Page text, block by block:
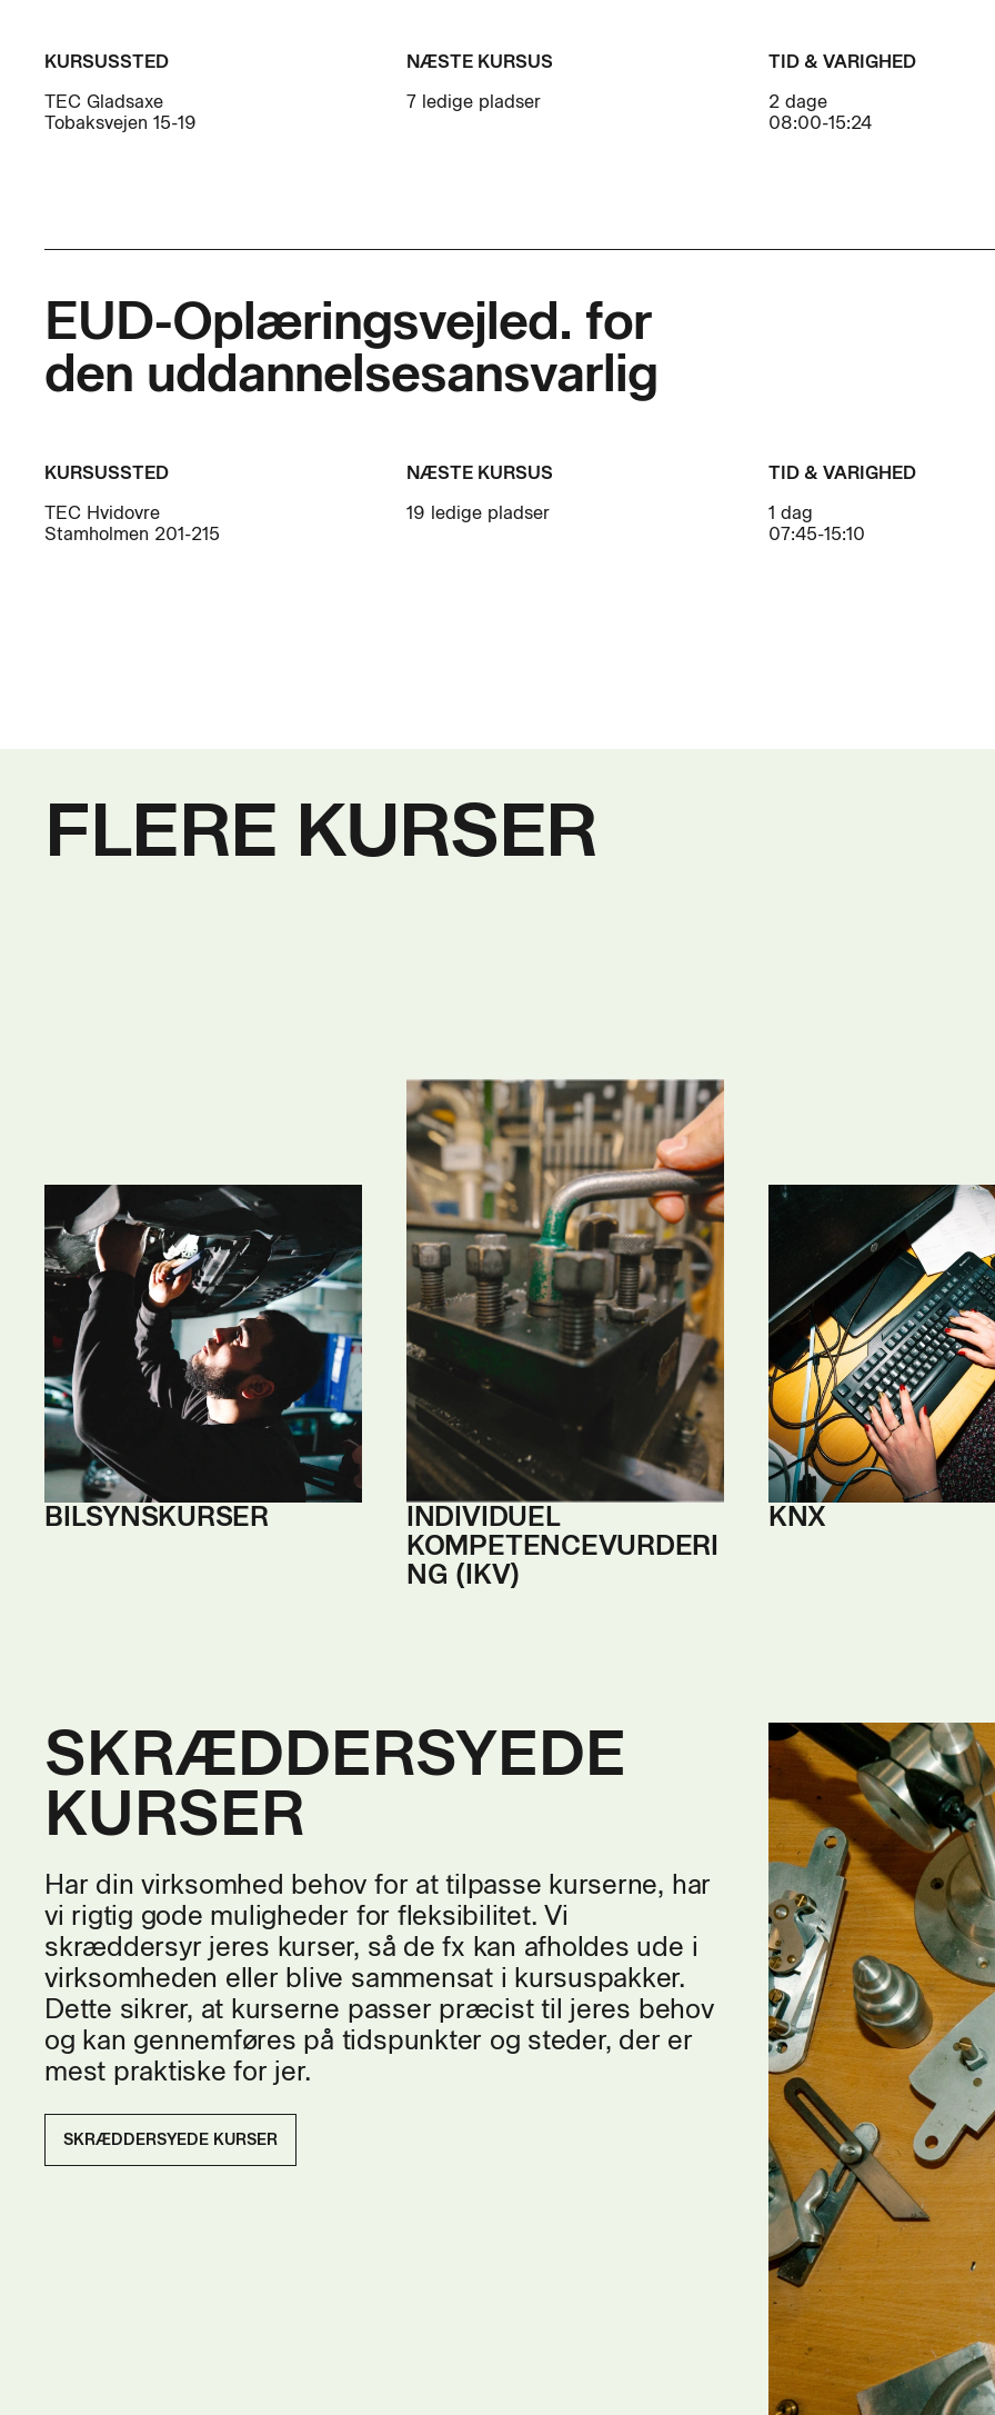
KURSUSSTED
TEC Gladsaxe
Tobaksvejen 15-19
NÆSTE KURSUS
7 ledige pladser
TID & VARIGHED
2 dage
08:00-15:24
EUD-Oplæringsvejled. for
den uddannelsesansvarlig
KURSUSSTED
TEC Hvidovre
Stamholmen 201-215
NÆSTE KURSUS
19 ledige pladser
TID & VARIGHED
1 dag
07:45-15:10
FLERE KURSER
BILSYNS­KURSER
INDIVIDUEL
KOMPETENCEVURDERI
NG (IKV)
KNX
SKRÆDDERSYEDE
KURSER
Har din virksomhed behov for at tilpasse kurserne, har
vi rigtig gode muligheder for fleksibilitet. Vi
skræddersyr jeres kurser, så de fx kan afholdes ude i
virksomheden eller blive sammensat i kursuspakker.
Dette sikrer, at kurserne passer præcist til jeres behov
og kan gennemføres på tidspunkter og steder, der er
mest praktiske for jer.
SKRÆDDERSYEDE KURSER